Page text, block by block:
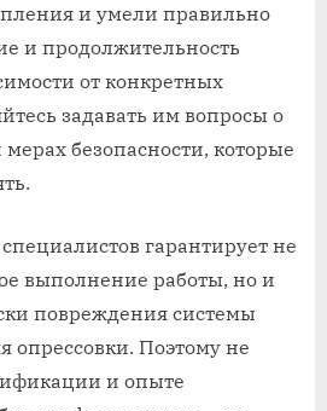
и умели правильно
и продолжительность
от конкретных
задавать им вопросы о
безопасности, которые
гарантирует не
выполнение работы, но и
повреждения системы
опрессовки. Поэтому не
и опыте